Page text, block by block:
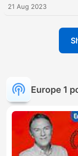
21 Aug 2023
Europe 1